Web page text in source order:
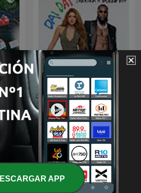
Dai Dai
APP